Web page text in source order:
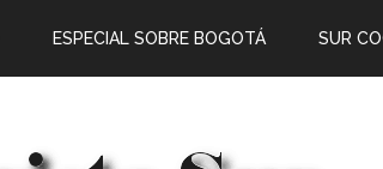
ESPECIAL SOBRE BOGOTÁ SUR